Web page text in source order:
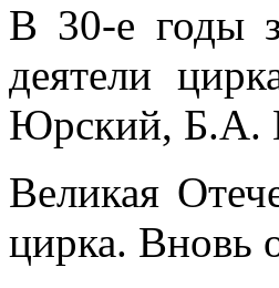
В 30-е годы
деятели
Юрский, Б.А.
Великая
цирка. Вновь